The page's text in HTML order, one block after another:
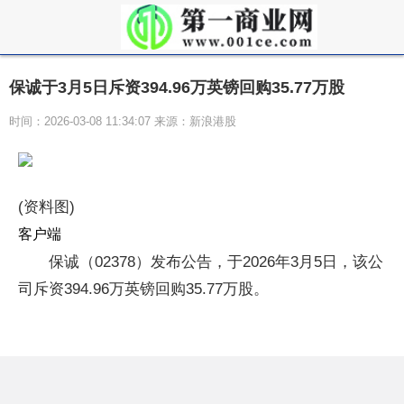
保诚于3月5日斥资394.96万英镑回购35.77万股
时间：2026-03-08 11:34:07 来源：新浪港股
(资料图)
客户端
保诚（02378）发布公告，于2026年3月5日，该公
司斥资394.96万英镑回购35.77万股。